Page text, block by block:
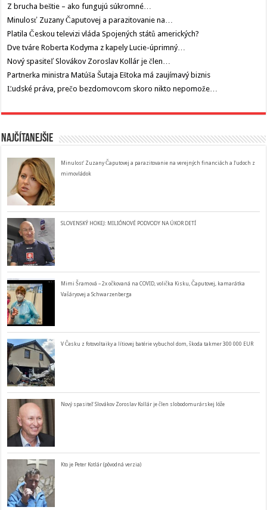
Z brucha beštie – ako fungujú súkromné…
Minulosť Zuzany Čaputovej a parazitovanie na…
Platila Českou televizi vláda Spojených států amerických?
Dve tváre Roberta Kodyma z kapely Lucie-úprimný…
Nový spasiteľ Slovákov Zoroslav Kollár je člen…
Partnerka ministra Matúša Šutaja Eštoka má zaujímavý biznis
Ľudské práva, prečo bezdomovcom skoro nikto nepomože…
Najčítanejšie
Minulosť Zuzany Čaputovej a parazitovanie na verejných financiách a ľudoch z
mimovládok
SLOVENSKÝ HOKEJ: MILIÓNOVÉ PODVODY NA ÚKOR DETÍ
Mimi Šramová – 2x očkovaná na COVID, volička Kisku, Čaputovej, kamarátka
Vašáryovej a Schwarzenberga
V Česku z fotovoltaiky a lítiovej batérie vybuchol dom, škoda takmer 300 000 EUR
Nový spasiteľ Slovákov Zoroslav Kollár je člen slobodomurárskej lóže
Kto je Peter Kotlár (pôvodná verzia)